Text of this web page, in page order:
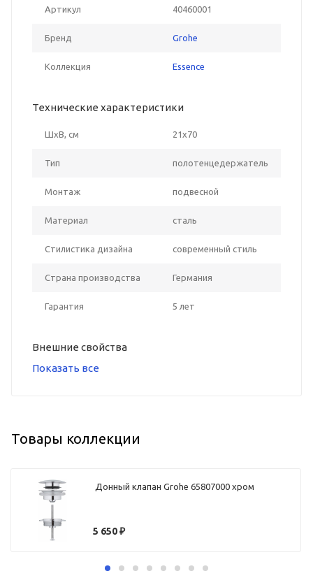
Артикул 40460001
Бренд Grohe
Коллекция Essence
Технические характеристики
ШxВ, см 21x70
Тип полотенцедержатель
Монтаж подвесной
Материал сталь
Стилистика дизайна современный стиль
Страна производства Германия
Гарантия 5 лет
Внешние свойства
Показать все
Товары коллекции
Донный клапан Grohe 65807000 хром
5 650₽